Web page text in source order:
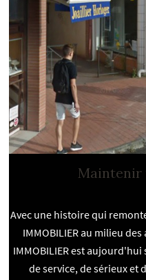
Maintenir
Avec une histoire qui
IMMOBILIER au milieu des
IMMOBILIER est
de service, de sérieux et